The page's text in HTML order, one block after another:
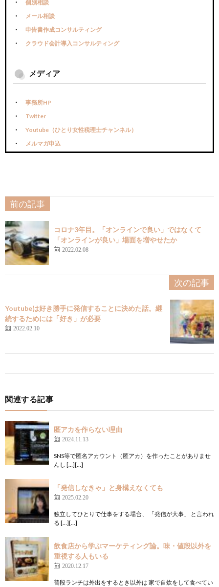
個別相談
メール相談
申告書作成コンサルティング
クラウド会計導入コンサルティング
メディア
事務所HP
Twitter
Youtube（ひとり女性税理士チャンネル）
メルマガ申込
前の記事
コロナ3年目。「オンラインで良い」ではなくて
「オンラインが良い」場面を増やせたか
2022.02.08
次の記事
Youtubeは好き勝手に発信することに決めた話。継
続するためには「好き」が必要
2022.02.10
関連する記事
匿アカを作らない理由
2024.11.13
SNS等で匿名アカウント（匿アカ）を作ったことがありませ
んし […][…]
「発信しなきゃ」と身構えなくても
2025.02.20
独立してひとりで仕事をする場合、 「発信が大事」 と言われ
る […][…]
飲食店から学ぶマーケティング論。味・値段以外を
重視する人もいる
2020.12.17
普段ランチは外出をするとき以外は 家で自炊をして食べてい